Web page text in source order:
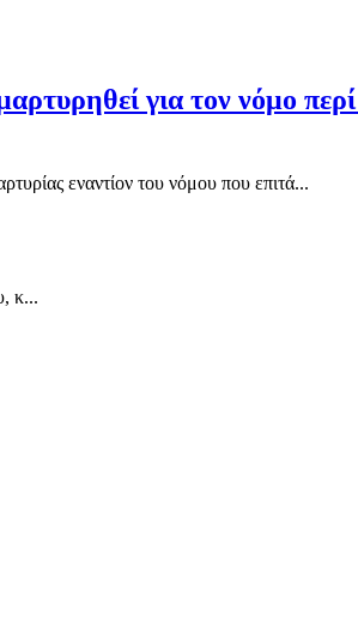
για τον νόμο
εναντίον του νόμου που επιτά...
κ...